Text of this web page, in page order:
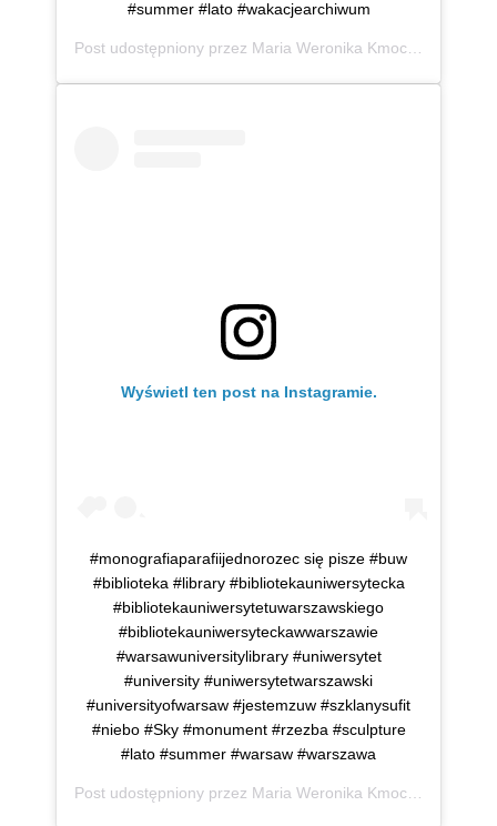
#summer #lato #wakacjearchiwum
Post udostępniony przez Maria Weronika Kmoch
Wyświetl ten post na Instagramie.
#monografiaparafiijednorozec się pisze #buw
#biblioteka #library #bibliotekauniwersytecka
#bibliotekauniwersytetuwarszawskiego
#bibliotekauniwersyteckawwarszawie
#warsawuniversitylibrary #uniwersytet
#university #uniwersytetwarszawski
#universityofwarsaw #jestemzuw #szklanysufit
#niebo #Sky #monument #rzezba #sculpture
#lato #summer #warsaw #warszawa
Post udostępniony przez Maria Weronika Kmoch